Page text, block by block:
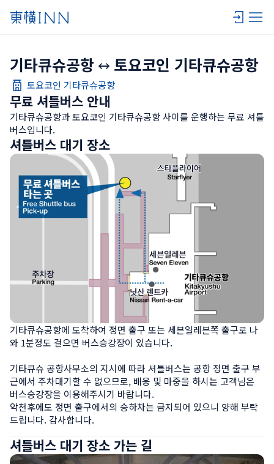
기타큐슈공항 토요코인 기타큐슈공항
토요코인 기타큐슈공항
무료 셔틀버스 안내
기타큐슈공항과 토요코인 기타큐슈공항 사이를 운행하는 무료 셔틀
버스입니다.
셔틀버스 대기 장소
기타큐슈공항에 도착하여 정면 출구 또는 세븐일레븐쪽 출구로 나
와 1분정도 걸으면 버스승강장이 있습니다.
기타큐슈 공항사무소의 지시에 따라 셔틀버스는 공항 정면 출구 부
근에서 주차대기할 수 없으므로, 배웅 및 마중을 하시는 고객님은
버스승강장을 이용해주시기 바랍니다.
악천후에도 정면 출구에서의 승하차는 금지되어 있으니 양해 부탁
드립니다. 감사합니다.
셔틀버스 대기 장소 가는 길